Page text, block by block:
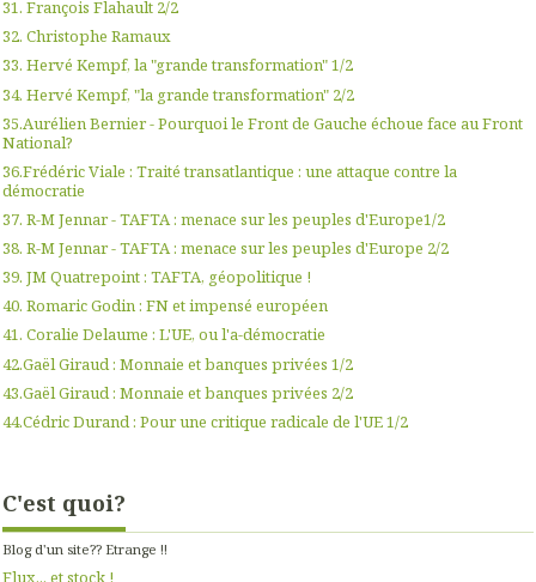
31. François Flahault 2/2
32. Christophe Ramaux
33. Hervé Kempf, la "grande transformation" 1/2
34. Hervé Kempf, "la grande transformation" 2/2
35.Aurélien Bernier - Pourquoi le Front de Gauche échoue face au Front
National?
36.Frédéric Viale : Traité transatlantique : une attaque contre la
démocratie
37. R-M Jennar - TAFTA : menace sur les peuples d'Europe1/2
38. R-M Jennar - TAFTA : menace sur les peuples d'Europe 2/2
39. JM Quatrepoint : TAFTA, géopolitique !
40. Romaric Godin : FN et impensé européen
41. Coralie Delaume : L'UE, ou l'a-démocratie
42.Gaël Giraud : Monnaie et banques privées 1/2
43.Gaël Giraud : Monnaie et banques privées 2/2
44.Cédric Durand : Pour une critique radicale de l'UE 1/2
C'est quoi?
Blog d'un site?? Etrange !!
Flux... et stock !